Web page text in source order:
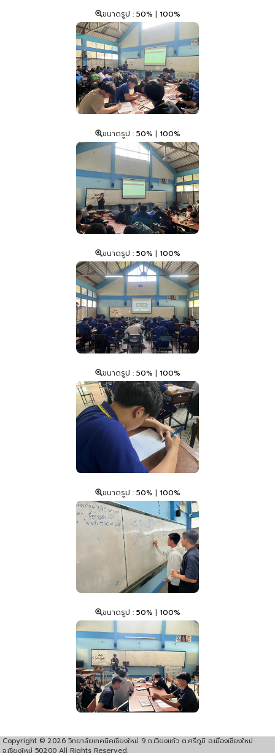
ขนาดรูป : 50% | 100%
ขนาดรูป : 50% | 100%
ขนาดรูป : 50% | 100%
ขนาดรูป : 50% | 100%
ขนาดรูป : 50% | 100%
ขนาดรูป : 50% | 100%
Copyright © 2026 วิทยาลัยเทคนิคเชียงใหม่ 9 ถ.เวียงแก้ว ต.ศรีภูมิ อ.เมืองเชียงใหม่